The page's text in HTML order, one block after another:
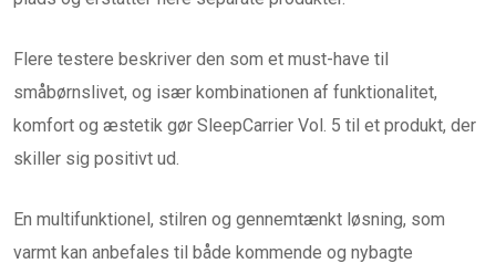
Flere testere beskriver den som et must-have til
småbørnslivet, og især kombinationen af funktionalitet,
komfort og æstetik gør SleepCarrier Vol. 5 til et produkt, der
skiller sig positivt ud.
En multifunktionel, stilren og gennemtænkt løsning, som
varmt kan anbefales til både kommende og nybagte